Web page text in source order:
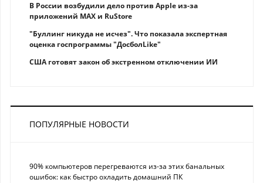
В России возбудили дело против Apple из-за
приложений MAX и RuStore
"Буллинг никуда не исчез". Что показала экспертная
оценка госпрограммы "ДосболLike"
США готовят закон об экстренном отключении ИИ
ПОПУЛЯРНЫЕ НОВОСТИ
90% компьютеров перегреваются из-за этих банальных
ошибок: как быстро охладить домашний ПК